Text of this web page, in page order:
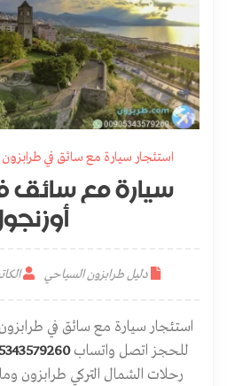
استئجار سيارة مع سائق في
سيارة مع سائق
دليل طرابزون السياحي
استئجار سيارة مع سائق في
للحجز اتصل واتساب
رحلات الشمال التركي طرابزون